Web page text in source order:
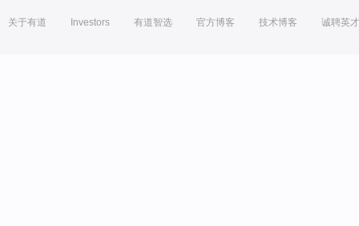
关于有道 Investors 有道智选 官方博客 技术博客 诚聘英才